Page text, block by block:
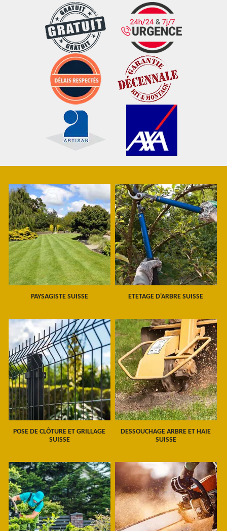
PAYSAGISTE SUISSE ETETAGE D'ARBRE SUISSE
POSE DE CLÔTURE ET GRILLAGE
SUISSE
DESSOUCHAGE ARBRE ET HAIE
SUISSE